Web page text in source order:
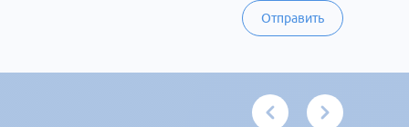
Отправить